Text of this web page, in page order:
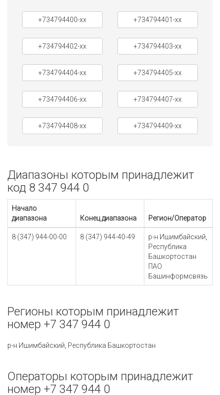
+734794400-xx +734794401-xx
+734794402-xx +734794403-xx
+734794404-xx +734794405-xx
+734794406-xx +734794407-xx
+734794408-xx +734794409-xx
Диапазоны которым принадлежит
код 8 347 944 0
Начало
диапазона
Конец диапазона Регион/Оператор
8 (347) 944-00-00 8 (347) 944-40-49
р-н Ишимбайский,
Республика
Башкортостан
ПАО
Башинформсвязь
Регионы которым принадлежит
номер +7 347 944 0
р-н Ишимбайский, Республика Башкортостан
Операторы которым принадлежит
номер +7 347 944 0